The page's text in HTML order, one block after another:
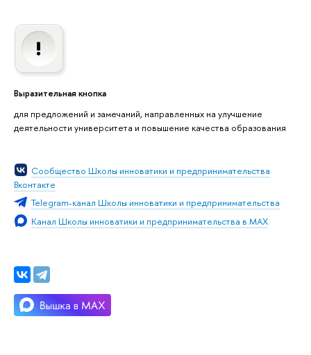
Выразительная кнопка
для предложений и замечаний, направленных на улучшение
деятельности университета и повышение качества образования
Сообщество Школы инноватики и предпринимательства
Вконтакте
Telegram-канал Школы инноватики и предпринимательства
Канал Школы инноватики и предпринимательства в MAX